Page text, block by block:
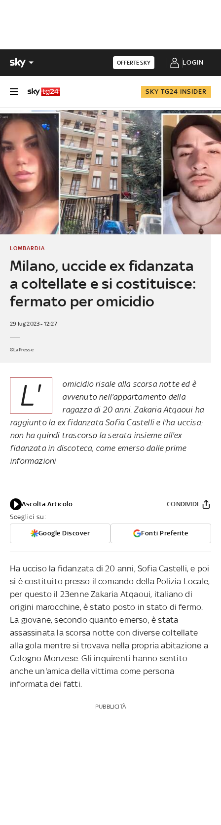
OFFERTE SKY LOGIN
SKY TG24 INSIDER
Milano, uccide ex fidanzata
a coltellate e si costituisce:
fermato per omicidio
LOMBARDIA
29 lug 2023 - 12:27
©LaPresse
L'
omicidio risale alla scorsa notte ed è
avvenuto nell'appartamento della
ragazza di 20 anni. Zakaria Atqaoui ha
raggiunto la ex fidanzata Sofia Castelli e l'ha uccisa:
non ha quindi trascorso la serata insieme all'ex
fidanzata in discoteca, come emerso dalle prime
informazioni
Ascolta Articolo
Sceglici su:
Google Discover Fonti Preferite
CONDIVIDI
Ha ucciso la fidanzata di 20 anni, Sofia Castelli, e poi
si è costituito presso il comando della Polizia Locale,
per questo il 23enne Zakaria Atqaoui, italiano di
origini marocchine, è stato posto in stato di fermo.
La giovane, secondo quanto emerso, è stata
assassinata la scorsa notte con diverse coltellate
alla gola mentre si trovava nella propria abitazione a
Cologno Monzese. Gli inquirenti hanno sentito
anche un'amica della vittima come persona
informata dei fatti.
PUBBLICITÀ